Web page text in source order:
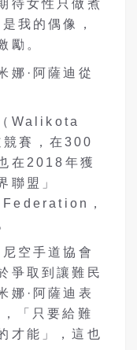
待女性只做煮
我的偶像，
勵。
娜·阿薩迪從
Walikota
賽，在300
在2018年獲
聯盟」
，
空手道協會
爭取到讓難民
娜·阿薩迪表
「只要給難
才能」，這也